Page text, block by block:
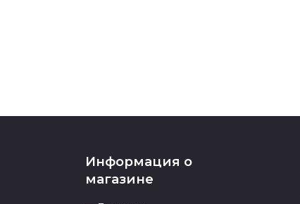
Информация о
магазине